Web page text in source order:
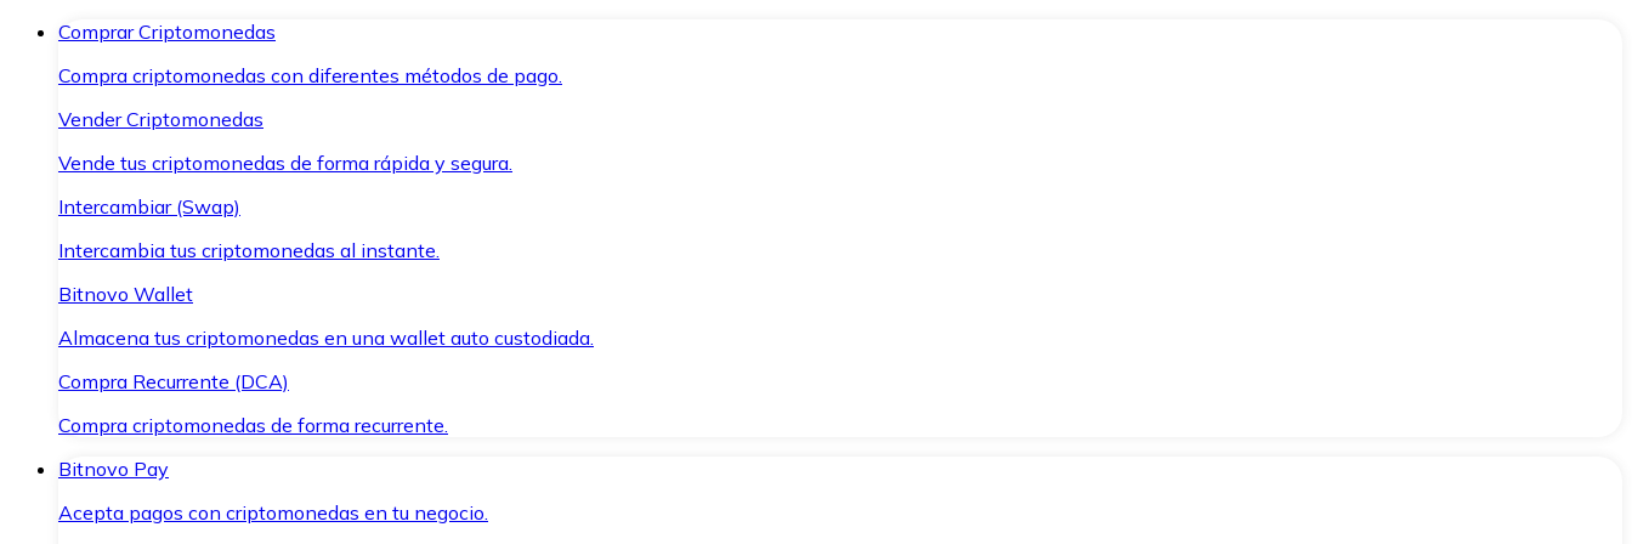
Comprar Criptomonedas
Compra criptomonedas con diferentes métodos de pago.
Vender Criptomonedas
Vende tus criptomonedas de forma rápida y segura.
Intercambiar (Swap)
Intercambia tus criptomonedas al instante.
Bitnovo Wallet
Almacena tus criptomonedas en una wallet auto custodiada.
Compra Recurrente (DCA)
Compra criptomonedas de forma recurrente.
Bitnovo Pay
Acepta pagos con criptomonedas en tu negocio.